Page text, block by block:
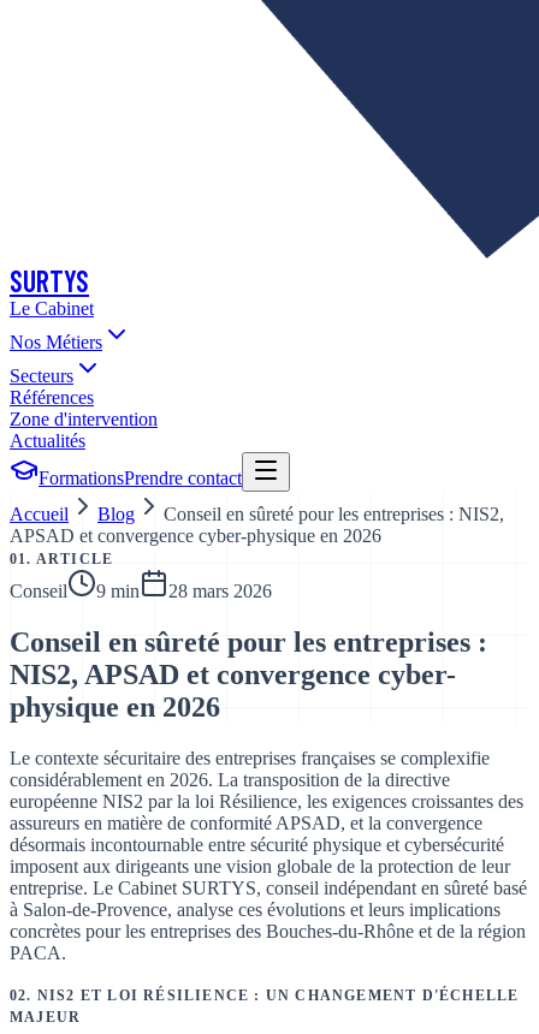
SURTYS
Le Cabinet
Nos Métiers
Secteurs
Références
Zone d'intervention
Actualités
FormationsPrendre contact
Accueil
Blog
Conseil en sûreté pour les entreprises : NIS2,
APSAD et convergence cyber-physique en 2026
01. ARTICLE
Conseil 9 min 28 mars 2026
Conseil en sûreté pour les entreprises :
NIS2, APSAD et convergence cyber-
physique en 2026
Le contexte sécuritaire des entreprises françaises se complexifie
considérablement en 2026. La transposition de la directive
européenne NIS2 par la loi Résilience, les exigences croissantes des
assureurs en matière de conformité APSAD, et la convergence
désormais incontournable entre sécurité physique et cybersécurité
imposent aux dirigeants une vision globale de la protection de leur
entreprise. Le Cabinet SURTYS, conseil indépendant en sûreté basé
à Salon-de-Provence, analyse ces évolutions et leurs implications
concrètes pour les entreprises des Bouches-du-Rhône et de la région
PACA.
02. NIS2 ET LOI RÉSILIENCE : UN CHANGEMENT D'ÉCHELLE
MAJEUR